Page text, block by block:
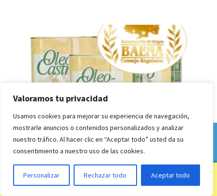
Valoramos tu privacidad
Usamos cookies para mejorar su experiencia de navegación,
mostrarle anuncios o contenidos personalizados y analizar
nuestro tráfico. Al hacer clic en “Aceptar todo” usted da su
consentimiento a nuestro uso de las cookies.
Personalizar Rechazar todo Aceptar todo
Compra el Mejor Aceite de Oliva Virgen Extra
Descartar
Buscar
Buscar
0